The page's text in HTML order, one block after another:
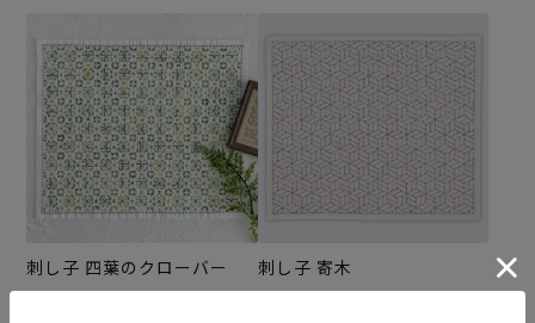
刺し子 四葉のクローバー 刺し子 寄木